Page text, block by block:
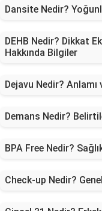
Dansite Nedir?
DEHB Nedir? Dikkat
Hakkında Bilgiler
Dejavu Nedir? Anlamı
Demans Nedir?
BPA Free Nedir?
Check-up Nedir?